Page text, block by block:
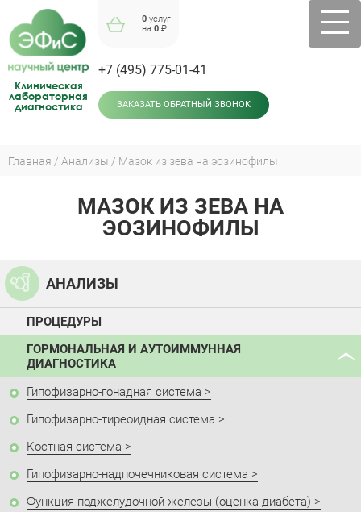
navigation
Клиническая
лабораторная
диагностика
0 услуг
на0 ₽
+7 (495) 775-01-41
ЗАКАЗАТЬ ОБРАТНЫЙ ЗВОНОК
Главная Анализы Мазок из зева на эозинофилы
МАЗОК ИЗ ЗЕВА НА
ЭОЗИНОФИЛЫ
АНАЛИЗЫ
ПРОЦЕДУРЫ
ГОРМОНАЛЬНАЯ И АУТОИММУННАЯ
ДИАГНОСТИКА
Гипофизарно-гонадная система
Гипофизарно-тиреоидная система
Костная система
Гипофизарно-надпочечниковая система
Функция поджелудочной железы (оценка диабета)